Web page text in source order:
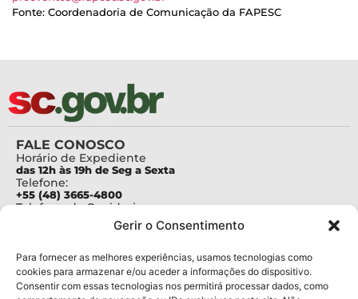
Gerir o Consentimento
Para fornecer as melhores experiências, usamos tecnologias como
cookies para armazenar e/ou aceder a informações do dispositivo.
Consentir com essas tecnologias nos permitirá processar dados, como
Fonte: Coordenadoria de Comunicação da FAPESC
FALE CONOSCO
Horário de Expediente
das 12h às 19h de Seg a Sexta
Telefone:
+55 (48) 3665-4800
Telefone da Ouvidoria
Para assuntos relacionados à Pesquisa
pesquisa@fapesc.sc.gov.br
Para assuntos relacionados à Inovação
inovacao@fapesc.sc.gov.br